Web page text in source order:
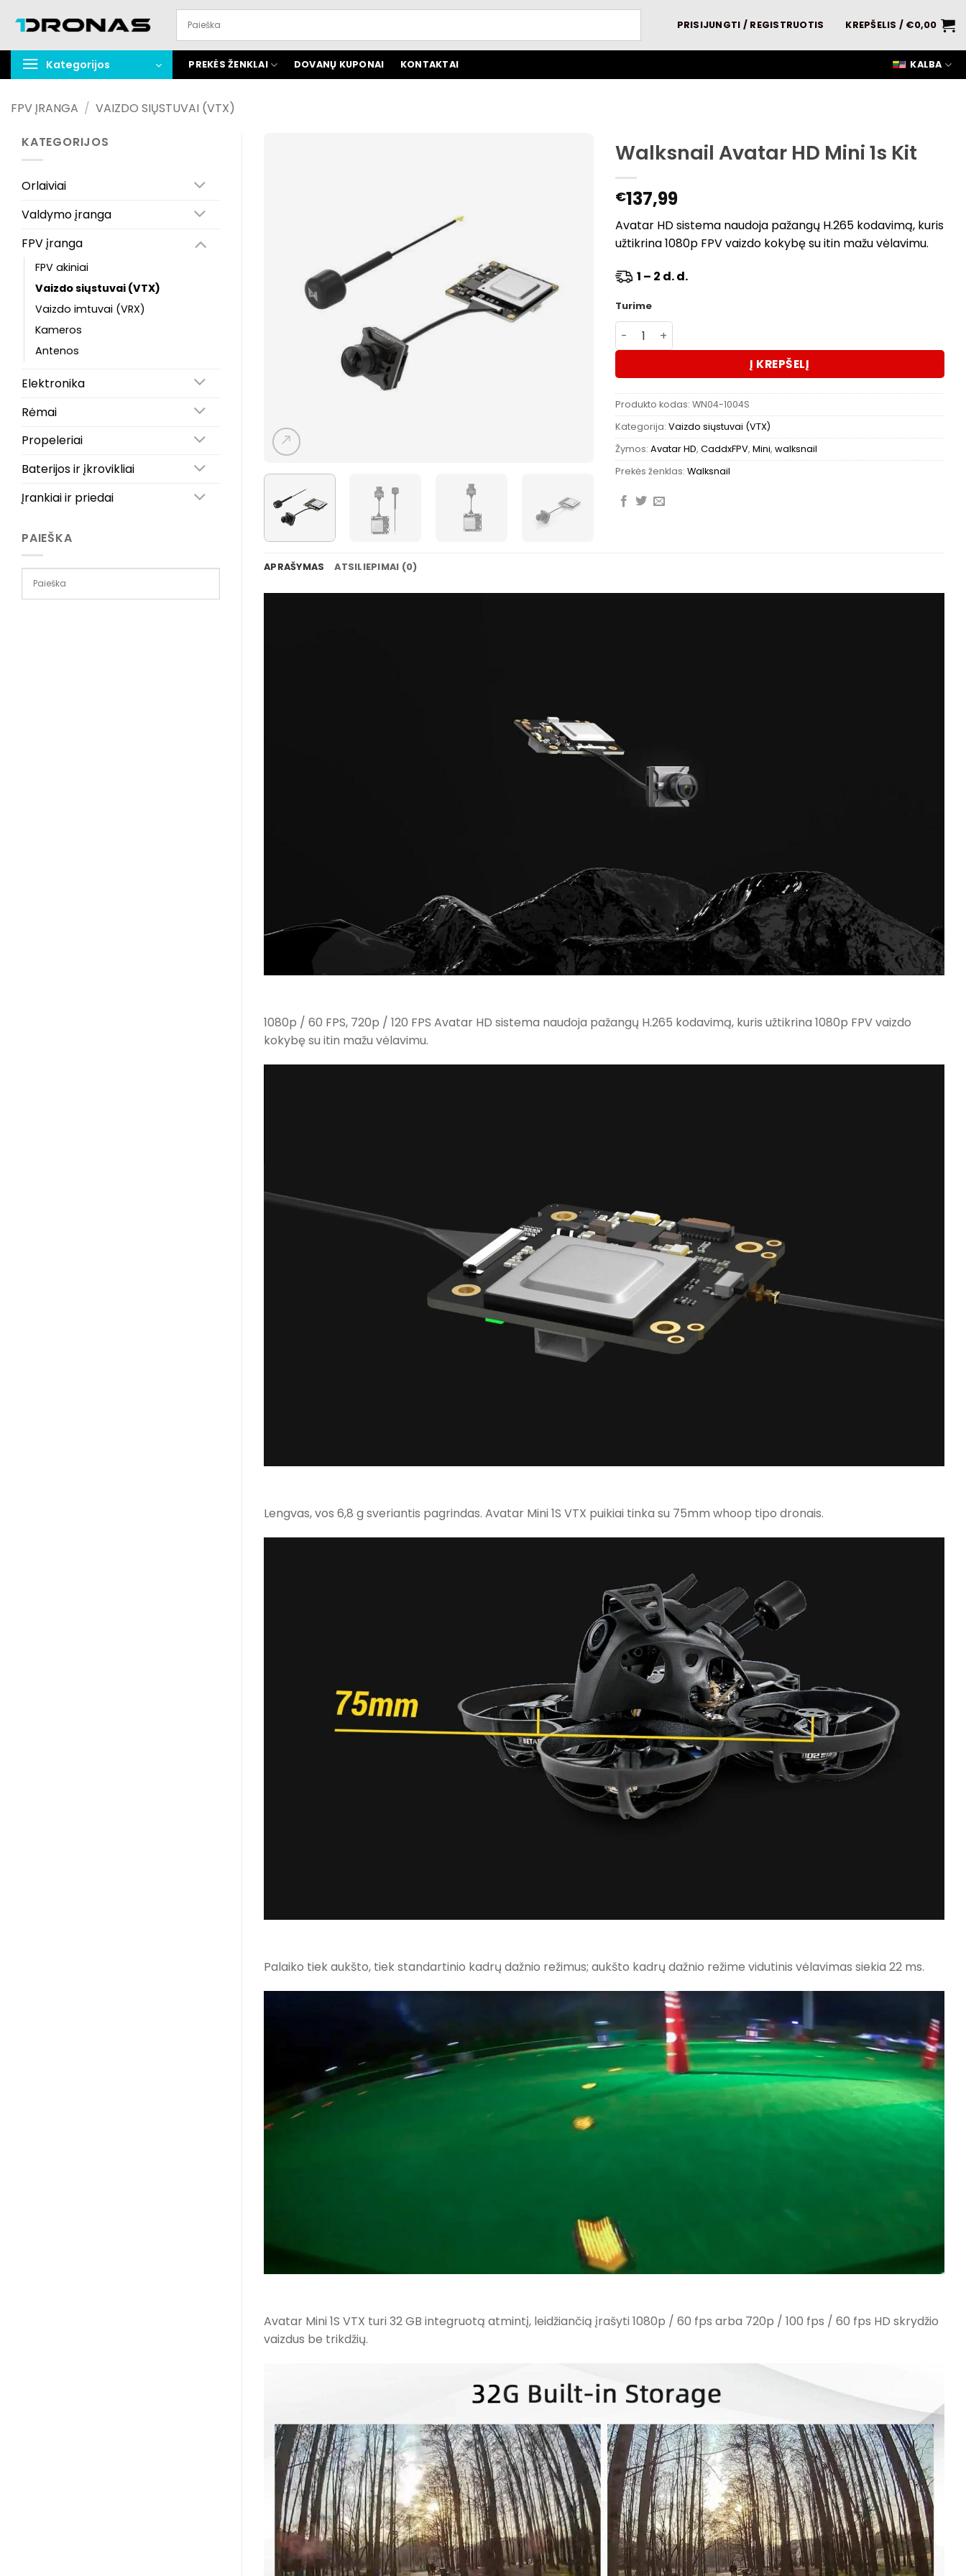
turinį
PRISIJUNGTI / REGISTRUOTIS KREPŠELIS / €0,00
Kategorijos PREKĖS ŽENKLAI DOVANŲ KUPONAI KONTAKTAI KALBA
FPV ĮRANGA / VAIZDO SIŲSTUVAI (VTX)
KATEGORIJOS
Orlaiviai
Valdymo įranga
FPV įranga
FPV akiniai
Vaizdo siųstuvai (VTX)
Vaizdo imtuvai (VRX)
Kameros
Antenos
Elektronika
Rėmai
Propeleriai
Baterijos ir įkrovikliai
Įrankiai ir priedai
PAIEŠKA
Walksnail Avatar HD Mini 1s Kit
€137,99
Avatar HD sistema naudoja pažangų H.265 kodavimą, kuris
užtikrina 1080p FPV vaizdo kokybę su itin mažu vėlavimu.
1 – 2 d. d.
Turime
produkto kiekis: Walksnail Avatar HD Mini 1s Kit
Į KREPŠELĮ
Produkto kodas: WN04-1004S
Kategorija: Vaizdo siųstuvai (VTX)
Žymos: Avatar HD, CaddxFPV, Mini, walksnail
Prekės ženklas: Walksnail
APRAŠYMAS ATSILIEPIMAI (0)
1080p / 60 FPS, 720p / 120 FPS Avatar HD sistema naudoja pažangų H.265 kodavimą, kuris užtikrina 1080p FPV vaizdo
kokybę su itin mažu vėlavimu.
Lengvas, vos 6,8 g sveriantis pagrindas. Avatar Mini 1S VTX puikiai tinka su 75mm whoop tipo dronais.
Palaiko tiek aukšto, tiek standartinio kadrų dažnio režimus; aukšto kadrų dažnio režime vidutinis vėlavimas siekia 22 ms.
Avatar Mini 1S VTX turi 32 GB integruotą atmintį, leidžiančią įrašyti 1080p / 60 fps arba 720p / 100 fps / 60 fps HD skrydžio
vaizdus be trikdžių.